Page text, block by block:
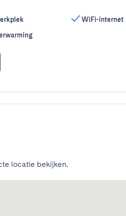
WiFi-internet
locatie bekijken.